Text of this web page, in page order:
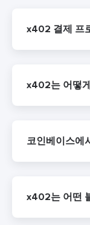
x402 결제 프
x402는 어떻
코인베이스에
x402는 어떤